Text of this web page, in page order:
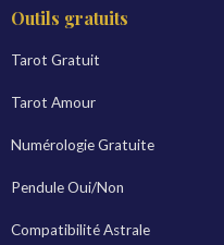
Outils gratuits
Tarot Gratuit
Tarot Amour
Numérologie Gratuite
Pendule Oui/Non
Compatibilité Astrale